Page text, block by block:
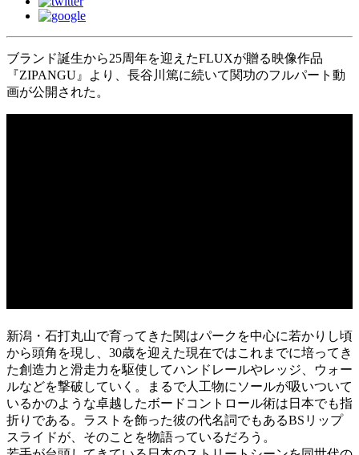
ブランド誕生から25周年を迎えたFLUXが贈る映像作品
『ZIPANGU』より、長谷川篤に続いて関功のフルパート動
画が公開された。
新潟・石打丸山で育ってきた関はパークを中心に若かりし頃
から頭角を現し、30歳を迎えた現在ではこれまでに培ってき
た創造力と滑走力を駆使してハンドレールやレッジ、ウォー
ルなどを撃破していく。まるで人工物にソールが吸いついて
いるかのような卓越したボードコントロール術は日本でも指
折りである。ラストを飾った彼の代名詞でもあるBSリップ
スライドが、そのことを物語っているだろう。